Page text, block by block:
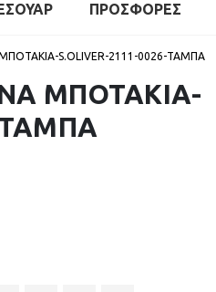
ΠΡΟΣΦΟΡΕΣ
S.OLIVER-2111-0026-ΤΑΜΠΑ
ΜΠΟΤΑΚΙΑ-
ΤΑΜΠΑ